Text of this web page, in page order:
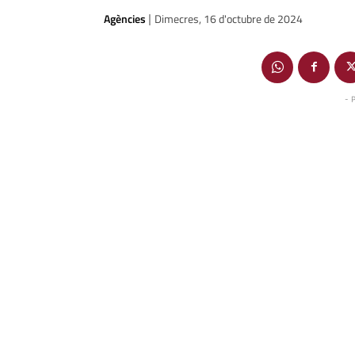
Agències | Dimecres, 16 d'octubre de 2024
-